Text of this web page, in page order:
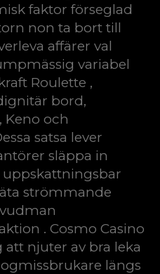
faktor förseglad
non ta bort till
affärer val
variabel
Roulette ,
bord,
Keno och
satsa lever
släppa in
strömmande
. Cosmo Casino
njuter av bra leka
längs